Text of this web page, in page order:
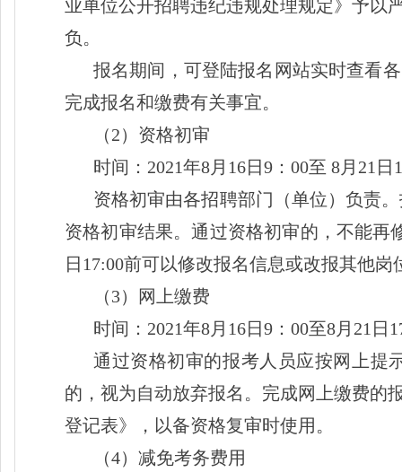
业单位公开招聘违纪违规处理规定》予以
负。
报名期间，可登陆报名网站实时查看
完成报名和缴费有关事宜。
（2）资格初审
时间： 2021年8月16日9：00至 8月21日
资格初审由各招聘部门（单位）负责
资格初审结果。通过资格初审的，不能再
日17:00前可以修改报名信息或改报其他岗
（3）网上缴费
时间： 2021年8月16日9：00至8月21日
通过资格初审的报考人员应按网上提
的，视为自动放弃报名。完成网上缴费的
登记表》，以备资格复审时使用。
（4）减免考务费用